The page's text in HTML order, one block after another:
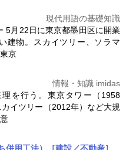
現代用語の基礎知識
5月22日に東京都墨田区に開業
建物。スカイツリー、ソラマ
京
情報・知識 imidas
を行う。東京タワー（1958
イツリー （2012年）など大規
用工法）［建設／不動産］